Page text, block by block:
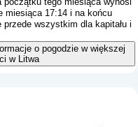
miesiąca 17:14 i na końcu
wszystkim dla kapitału i
o pogodzie w większej
w Litwa